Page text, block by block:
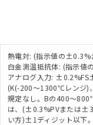
熱電対: (指示値の
白金測温抵抗体: (指示
アナログ入力:
(K(-200～1300℃レンジ
規定なし。Bの400～
は、(±0.3%PVまたは
い方)±1ディジット以下
日を記載しておりまし
て対応品への在庫
ことから、特段のこと
年1月12日より割愛し